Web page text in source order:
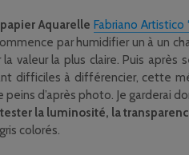
AquarelleFabriano Artistico
par humidifier un à un
valeur la plus claire. Puis
difficiles à différencier, cette
peins d’après photo. Je garderai
tester la luminosité, la
colorés.